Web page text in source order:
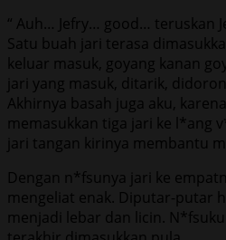
“ Auh… Jefry… good… teruskan
Satu buah jari terasa
keluar masuk, goyang kanan
jari yang masuk, ditarik,
Akhirnya basah juga aku,
memasukkan tiga jari ke l*ang
jari tangan kirinya membantu
Dengan n*fsunya jari ke
mengeliat enak. Diputar-putar
menjadi lebar dan licin.